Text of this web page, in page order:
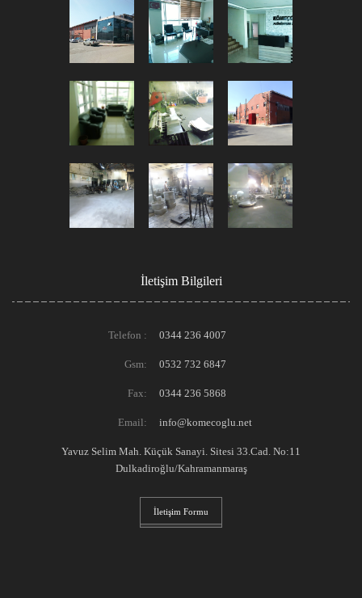
İletişim Bilgileri
Telefon : 0344 236 4007
Gsm: 0532 732 6847
Fax: 0344 236 5868
Email: info@komecoglu.net
Yavuz Selim Mah. Küçük Sanayi. Sitesi 33.Cad. No:11
Dulkadiroğlu/Kahramanmaraş
İletişim Formu